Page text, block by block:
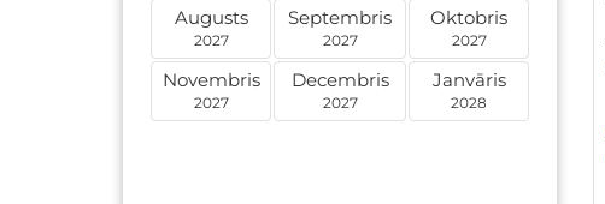
Augusts
2027
Septembris
2027
Oktobris
2027
Novembris
2027
Decembris
2027
Janvāris
2028